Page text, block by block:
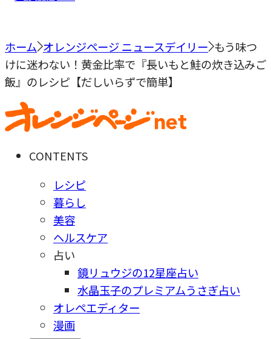
ホーム オレンジページ ニュースデイリー もう味つ
けに迷わない！黄金比率で『長いもと鮭の炊き込みご
飯』のレシピ【だしいらずで簡単】
CONTENTS
レシピ
暮らし
美容
ヘルスケア
占い
鏡リュウジの12星座占い
水晶玉子のプレミアムうさぎ占い
オレペエディター
漫画